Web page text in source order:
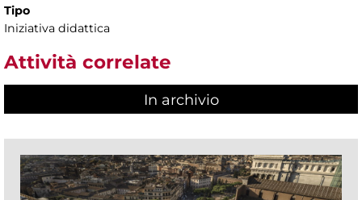
Tipo
Iniziativa didattica
Attività correlate
In archivio